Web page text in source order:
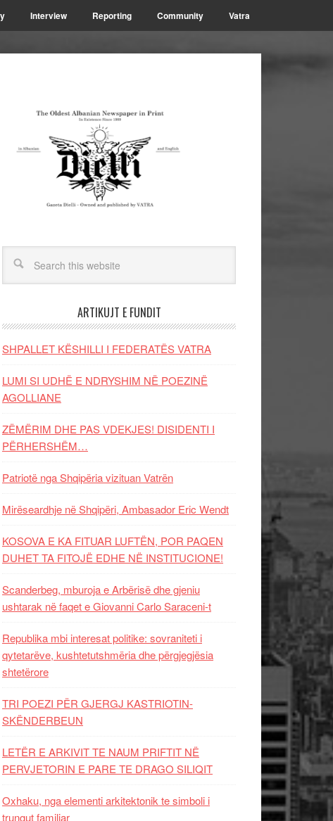
Interview Reporting Community Vatra
ARTIKUJT E FUNDIT
SHPALLET KËSHILLI I FEDERATËS VATRA
LUMI SI UDHË E NDRYSHIM NË POEZINË
AGOLLIANE
ZËMËRIM DHE PAS VDEKJES! DISIDENTI I
PËRHERSHËM…
Patriotë nga Shqipëria vizituan Vatrën
Mirëseardhje në Shqipëri, Ambasador Eric Wendt
KOSOVA E KA FITUAR LUFTËN, POR PAQEN
DUHET TA FITOJË EDHE NË INSTITUCIONE!
Scanderbeg, mburoja e Arbërisë dhe gjeniu
ushtarak në faqet e Giovanni Carlo Saraceni-t
Republika mbi interesat politike: sovraniteti i
qytetarëve, kushtetutshmëria dhe përgjegjësia
shtetërore
TRI POEZI PËR GJERGJ KASTRIOTIN-
SKËNDERBEUN
LETËR E ARKIVIT TE NAUM PRIFTIT NË
PERVJETORIN E PARE TE DRAGO SILIQIT
Oxhaku, nga elementi arkitektonik te simboli i
trungut familjar